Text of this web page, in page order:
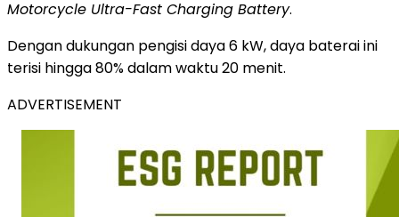
Motorcycle Ultra-Fast Charging Battery.
Dengan dukungan pengisi daya 6 kW, daya baterai ini
terisi hingga 80% dalam waktu 20 menit.
ADVERTISEMENT